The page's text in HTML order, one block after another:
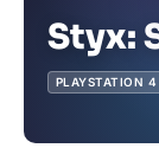
Styx:
PLAYSTATION 4